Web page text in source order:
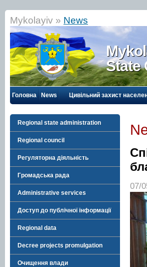
Mykolayiv » News
State
Головна News Цивільний захист
Regional state administration
Regional council
Регуляторна діяльність
Громадська рада
Administrative services
Доступ до публічної інформації
Regional data
Decree projects promulgation
Очищення влади
07/